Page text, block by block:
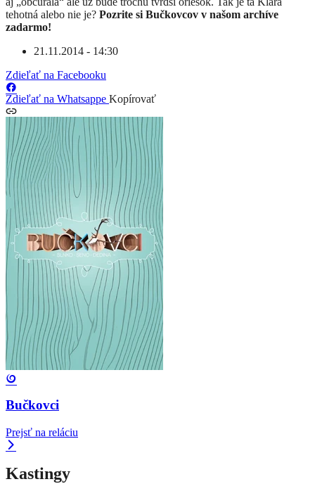
tehotná alebo nie je? Pozrite si Bučkovcov v našom archíve
zadarmo!
21.11.2014 - 14:30
Zdieľať na Facebooku
Zdieľať na Whatsappe Kopírovať
Bučkovci
Prejsť na reláciu
Kastingy